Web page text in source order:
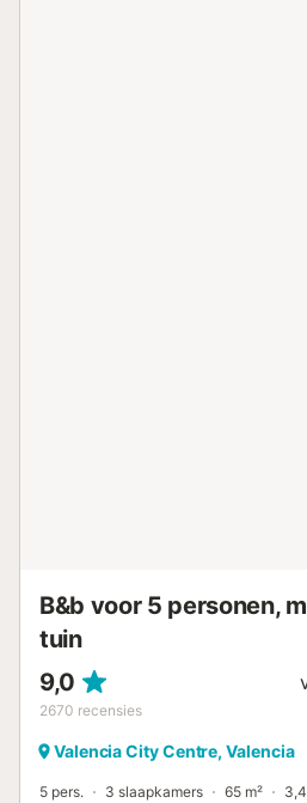
B&b voor 5 personen,
tuin
9,0
2670 recensies
Valencia City Centre, Valencia
5 pers. 3 slaapkamers 65 m²